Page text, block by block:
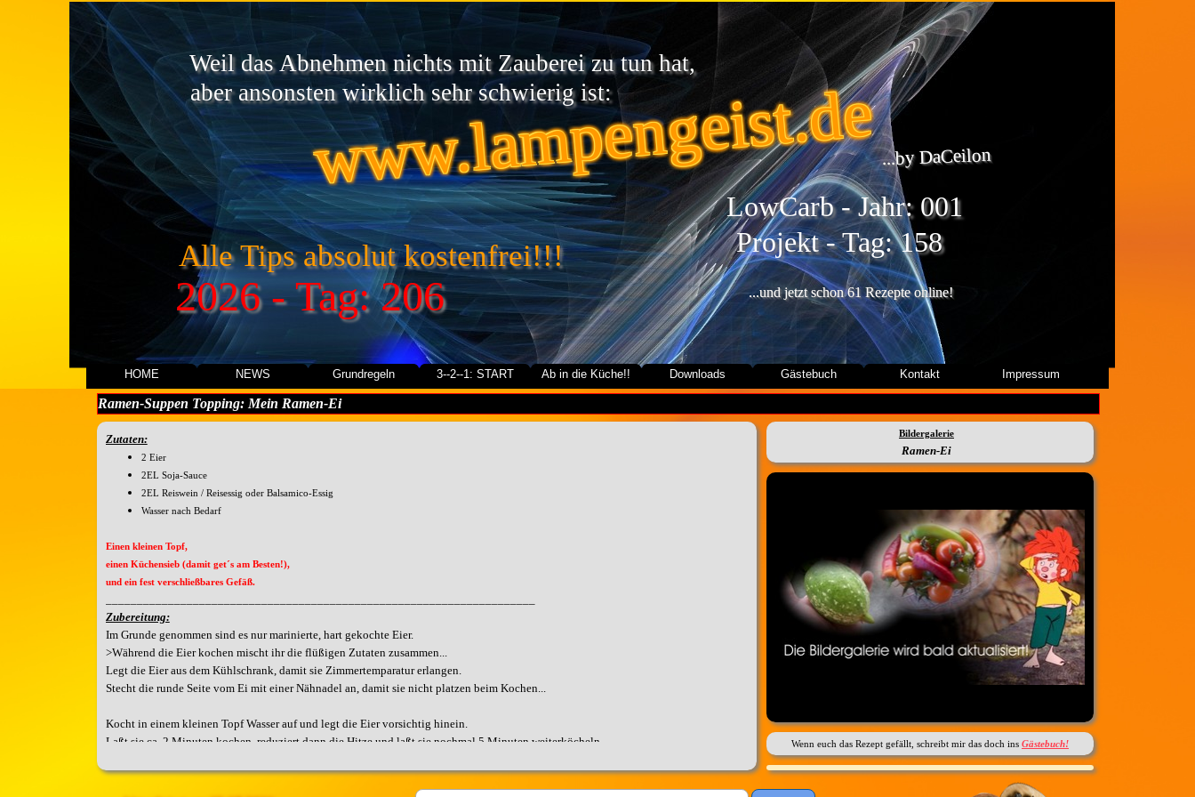
HOME NEWS Grundregeln 3--2--1: START Ab in die Küche!! Downloads Gästebuch Kontakt Impressum
www.lampengeist.de
LowCarb - Jahr: 001
Projekt - Tag: 158
2026 - Tag: 206
Weil das Abnehmen nichts mit Zauberei zu tun hat,
...by DaCeilon
...und jetzt schon 61 Rezepte online!
aber ansonsten wirklich sehr schwierig ist:
Alle Tips absolut kostenfrei!!!
Ramen-Suppen Topping: Mein Ramen-Ei
Zutaten:
2 Eier
2EL Soja-Sauce
2EL Reiswein / Reisessig oder Balsamico-Essig
Wasser nach Bedarf
Einen kleinen Topf,
einen Küchensieb (damit get´s am Besten!),
und ein fest verschließbares Gefäß.
Zubereitung:
Im Grunde genommen sind es nur marinierte, hart gekochte Eier.
>Während die Eier kochen mischt ihr die flüßigen Zutaten zusammen...
Legt die Eier aus dem Kühlschrank, damit sie Zimmertemparatur erlangen.
Stecht die runde Seite vom Ei mit einer Nähnadel an, damit sie nicht platzen beim Kochen...
Kocht in einem kleinen Topf Wasser auf und legt die Eier vorsichtig hinein.
Laßt sie ca. 2 Minuten kochen, reduziert dann die Hitze und laßt sie nochmal 5 Minuten weiterköcheln.
vorsichtig.
Bildergalerie
Ramen-Ei
Wenn euch das Rezept gefällt, schreibt mir das doch ins Gästebuch!